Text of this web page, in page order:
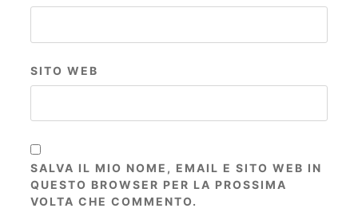
SITO WEB
SALVA IL MIO NOME, EMAIL E SITO WEB IN
QUESTO BROWSER PER LA PROSSIMA
VOLTA CHE COMMENTO.